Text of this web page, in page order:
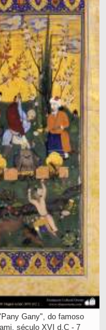
Gany", do famoso
século XVI d.C - 7